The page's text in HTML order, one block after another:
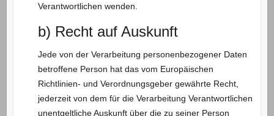
Verantwortlichen wenden.
b) Recht auf Auskunft
Jede von der Verarbeitung personenbezogener Daten
betroffene Person hat das vom Europäischen
Richtlinien- und Verordnungsgeber gewährte Recht,
jederzeit von dem für die Verarbeitung Verantwortlichen
unentgeltliche Auskunft über die zu seiner Person